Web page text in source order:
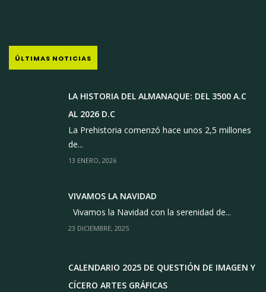
ÚLTIMAS NOTICIAS
LA HISTORIA DEL ALMANAQUE: DEL 3500 A.C
AL 2026 D.C
La Prehistoria comenzó hace unos 2,5 millones
de...
13 ENERO, 2026
VIVAMOS LA NAVIDAD
Vivamos la Navidad con la serenidad de...
23 DICIEMBRE, 2025
CALENDARIO 2025 DE QUESTIÓN DE IMAGEN Y
CÍCERO ARTES GRÁFICAS